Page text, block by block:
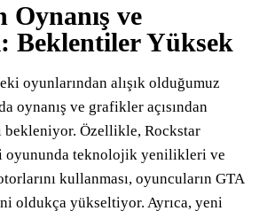
Oynanış ve
Beklentiler Yüksek
oyunlarından alışık olduğumuz
oynanış ve grafikler açısından
bekleniyor. Özellikle, Rockstar
oyununda teknolojik yenilikleri ve
kullanması, oyuncuların GTA
oldukça yükseltiyor. Ayrıca, yeni